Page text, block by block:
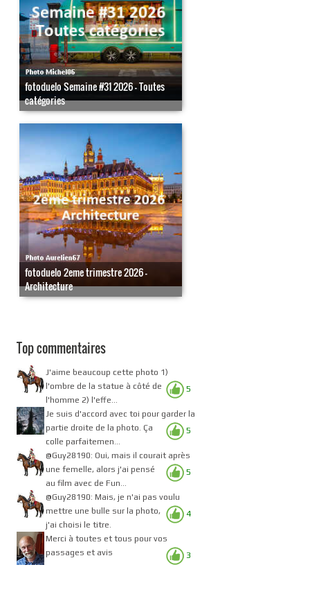
fotoduelo Semaine #31 2026 - Toutes
catégories
fotoduelo 2eme trimestre 2026 -
Architecture
Top commentaires
5
J'aime beaucoup cette photo 1)
l'ombre de la statue à côté de
l'homme 2) l'effe...
5
Je suis d'accord avec toi pour garder la
partie droite de la photo. Ça
colle parfaitemen...
5
@Guy28190: Oui, mais il courait après
une femelle, alors j'ai pensé
au film avec de Fun...
4
@Guy28190: Mais, je n'ai pas voulu
mettre une bulle sur la photo,
j'ai choisi le titre.
3
Merci à toutes et tous pour vos
passages et avis